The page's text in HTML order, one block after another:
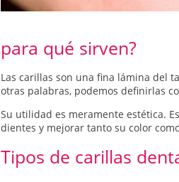
para qué sirven?
Las carillas son una fina lámina del
otras palabras, podemos definirlas
Su utilidad es meramente estética.
dientes y mejorar tanto su color
Tipos de carillas